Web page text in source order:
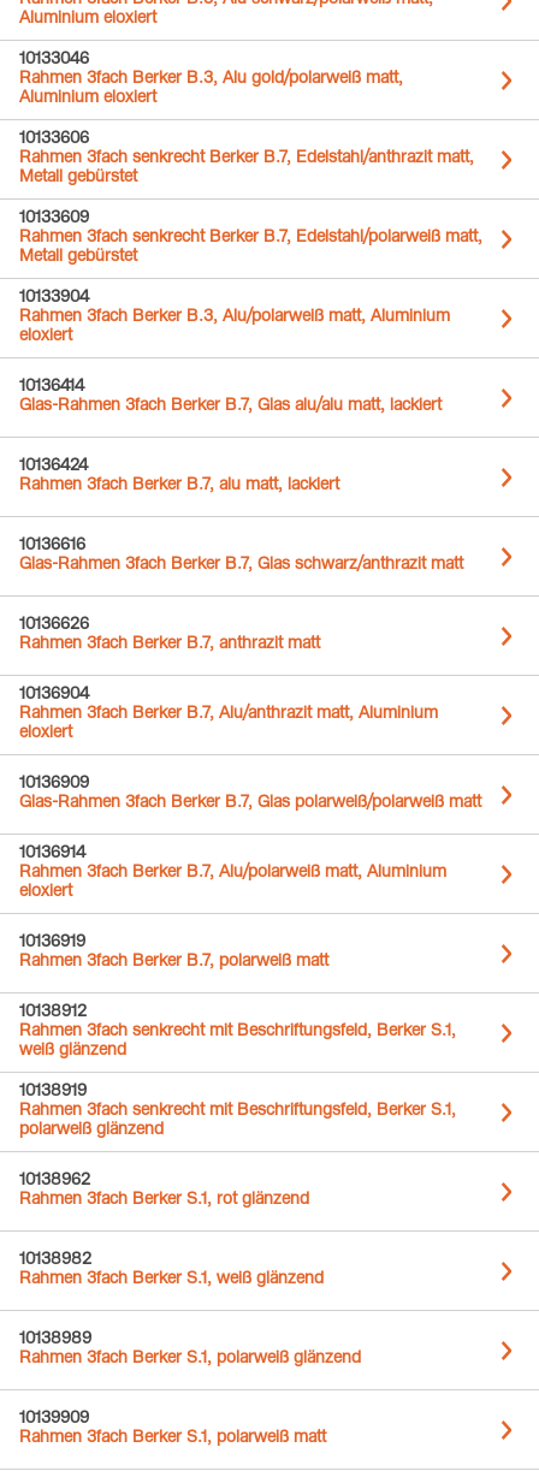
Aluminium eloxiert
10133046
Rahmen 3fach Berker B.3, Alu gold/polarweiß matt,
Aluminium eloxiert
10133606
Rahmen 3fach senkrecht Berker B.7, Edelstahl/anthrazit matt,
Metall gebürstet
10133609
Rahmen 3fach senkrecht Berker B.7, Edelstahl/polarweiß matt,
Metall gebürstet
10133904
Rahmen 3fach Berker B.3, Alu/polarweiß matt, Aluminium
eloxiert
10136414
Glas-Rahmen 3fach Berker B.7, Glas alu/alu matt, lackiert
10136424
Rahmen 3fach Berker B.7, alu matt, lackiert
10136616
Glas-Rahmen 3fach Berker B.7, Glas schwarz/anthrazit matt
10136626
Rahmen 3fach Berker B.7, anthrazit matt
10136904
Rahmen 3fach Berker B.7, Alu/anthrazit matt, Aluminium
eloxiert
10136909
Glas-Rahmen 3fach Berker B.7, Glas polarweiß/polarweiß matt
10136914
Rahmen 3fach Berker B.7, Alu/polarweiß matt, Aluminium
eloxiert
10136919
Rahmen 3fach Berker B.7, polarweiß matt
10138912
Rahmen 3fach senkrecht mit Beschriftungsfeld, Berker S.1,
weiß glänzend
10138919
Rahmen 3fach senkrecht mit Beschriftungsfeld, Berker S.1,
polarweiß glänzend
10138962
Rahmen 3fach Berker S.1, rot glänzend
10138982
Rahmen 3fach Berker S.1, weiß glänzend
10138989
Rahmen 3fach Berker S.1, polarweiß glänzend
10139909
Rahmen 3fach Berker S.1, polarweiß matt